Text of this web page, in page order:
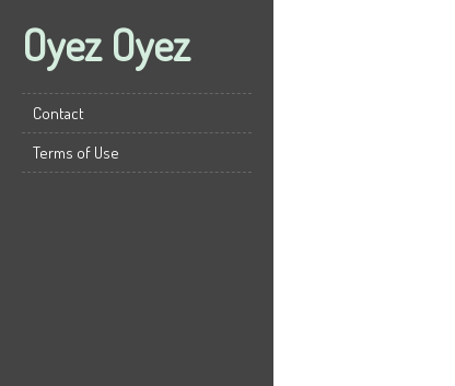
Oyez Oyez
Contact
Terms of Use